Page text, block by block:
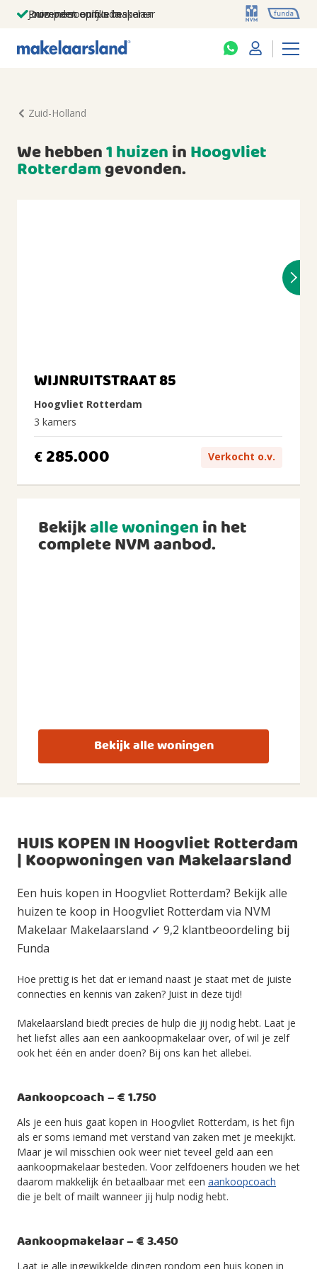
Jouw persoonlijke makelaar
Duizenden euro's besparen
Prominent op funda
Zuid-Holland
We hebben1 huizeninHoogvliet
Rotterdamgevonden.
WIJNRUITSTRAAT 85
Hoogvliet Rotterdam
3 kamers
€285.000 Verkocht o.v.
Bekijkalle woningenin het
complete NVM aanbod.
Bekijk alle woningen
HUIS KOPEN IN Hoogvliet Rotterdam
| Koopwoningen van Makelaarsland
Een huis kopen in Hoogvliet Rotterdam? Bekijk alle
huizen te koop in Hoogvliet Rotterdam via NVM
Makelaar Makelaarsland ✓ 9,2 klantbeoordeling bij
Funda
Hoe prettig is het dat er iemand naast je staat met de juiste
connecties en kennis van zaken? Juist in deze tijd!
Makelaarsland biedt precies de hulp die jij nodig hebt. Laat je
het liefst alles aan een aankoopmakelaar over, of wil je zelf
ook het één en ander doen? Bij ons kan het allebei.
Aankoopcoach – € 1.750
Als je een huis gaat kopen in Hoogvliet Rotterdam, is het fijn
als er soms iemand met verstand van zaken met je meekijkt.
Maar je wil misschien ook weer niet teveel geld aan een
aankoopmakelaar besteden. Voor zelfdoeners houden we het
daarom makkelijk én betaalbaar met een aankoopcoach
die je belt of mailt wanneer jij hulp nodig hebt.
Aankoopmakelaar – € 3.450
Laat je alle ingewikkelde dingen rondom een huis kopen in